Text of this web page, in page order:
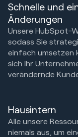
Schnelle und
Änderungen
Unsere HubSpot-
sodass Sie
einfach umsetzen
sich Ihr
verändernde
Hausintern
Alle unsere
niemals aus, um